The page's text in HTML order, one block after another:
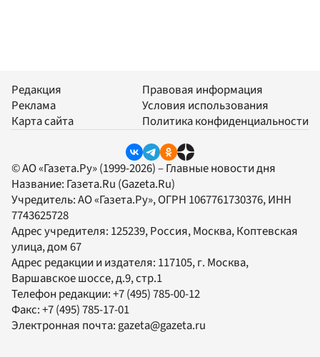
Редакция
Реклама
Карта сайта
Правовая информация
Условия использования
Политика конфиденциальности
© АО «Газета.Ру» (1999-2026) – Главные новости дня
Название: Газета.Ru (Gazeta.Ru)
Учредитель:АО «Газета.Ру», ОГРН 1067761730376, ИНН
7743625728
Адрес учредителя: 125239, Россия, Москва, Коптевская
улица, дом 67
Адрес редакции и издателя: 117105, г. Москва,
Варшавское шоссе, д.9, стр.1
Телефон редакции:+7 (495) 785-00-12
Факс:+7 (495) 785-17-01
Электронная почта:gazeta@gazeta.ru